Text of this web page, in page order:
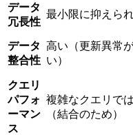
データ
冗長性
最小限に抑えら
データ
整合性
高い（更新異常
い）
クエリ
パフォ
ーマン
ス
複雑なクエリで
（結合のため）